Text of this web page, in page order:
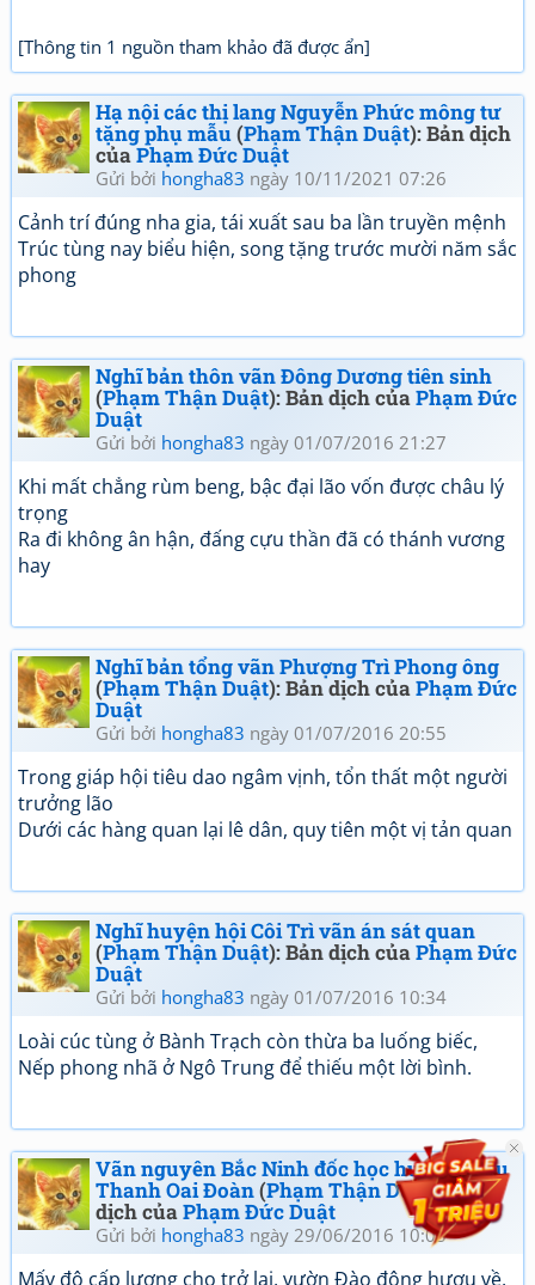
[Thông tin 1 nguồn tham khảo đã được ẩn]
Hạ nội các thị lang Nguyễn Phức mông tư
tặng phụ mẫu(Phạm Thận Duật): Bản dịch
củaPhạm Đức Duật
Gửi bởi hongha83 ngày 10/11/2021 07:26
Cảnh trí đúng nha gia, tái xuất sau ba lần truyền mệnh
Trúc tùng nay biểu hiện, song tặng trước mười năm sắc
phong
Nghĩ bản thôn vãn Đông Dương tiên sinh
(Phạm Thận Duật): Bản dịch củaPhạm Đức
Duật
Gửi bởi hongha83 ngày 01/07/2016 21:27
Khi mất chẳng rùm beng, bậc đại lão vốn được châu lý
trọng
Ra đi không ân hận, đấng cựu thần đã có thánh vương
hay
Nghĩ bản tổng vãn Phượng Trì Phong ông
(Phạm Thận Duật): Bản dịch củaPhạm Đức
Duật
Gửi bởi hongha83 ngày 01/07/2016 20:55
Trong giáp hội tiêu dao ngâm vịnh, tổn thất một người
trưởng lão
Dưới các hàng quan lại lê dân, quy tiên một vị tản quan
Nghĩ huyện hội Côi Trì vãn án sát quan
(Phạm Thận Duật): Bản dịch củaPhạm Đức
Duật
Gửi bởi hongha83 ngày 01/07/2016 10:34
Loài cúc tùng ở Bành Trạch còn thừa ba luống biếc,
Nếp phong nhã ở Ngô Trung để thiếu một lời bình.
Vãn nguyên Bắc Ninh đốc học hưu trí Hữu
Thanh Oai Đoàn(Phạm Thận Duật): Bản
dịch củaPhạm Đức Duật
Gửi bởi hongha83 ngày 29/06/2016 10:03
Mấy độ cấp lương cho trở lại, vườn Đào động hươu về,